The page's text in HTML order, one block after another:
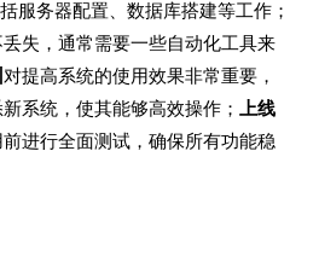
服务器配置、数据库搭建等工作；
失，通常需要一些自动化工具来
对提高系统的使用效果非常重要，
系统，使其能够高效操作；
上线
进行全面测试，确保所有功能稳